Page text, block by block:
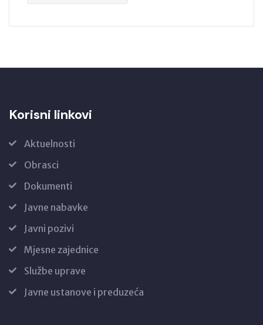
Korisni linkovi
Aktuelnosti
Obrasci
Dokumenti
Javne nabavke
Javni pozivi
Mjesne zajednice
Službe uprave
Javne ustanove i preduzeća